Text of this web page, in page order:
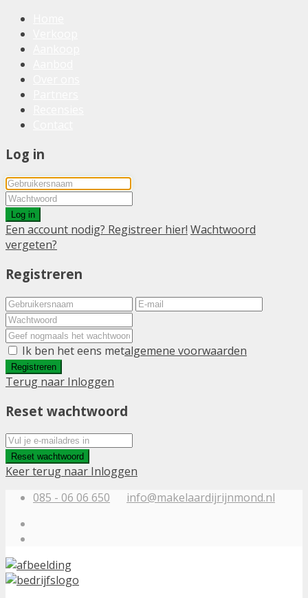
Log in
Log in
Een account nodig? Registreer hier! Wachtwoord
vergeten?
Registreren
Ik ben het eens metalgemene voorwaarden
Registreren
Terug naar Inloggen
Reset wachtwoord
Reset wachtwoord
Keer terug naar Inloggen
085 - 06 06 650
info@makelaardijrijnmond.nl